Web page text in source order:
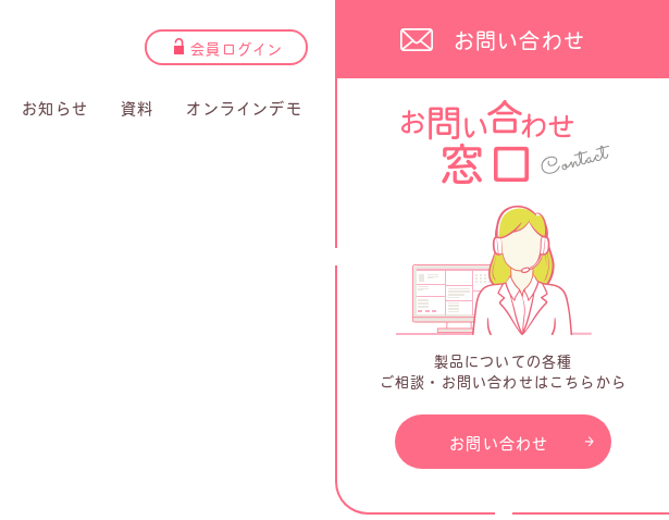
会員ログイン
お知らせ 資料 オンラインデモ
お問い合わせ
製品についての各種
ご相談・お問い合わせはこちらから
お問い合わせ